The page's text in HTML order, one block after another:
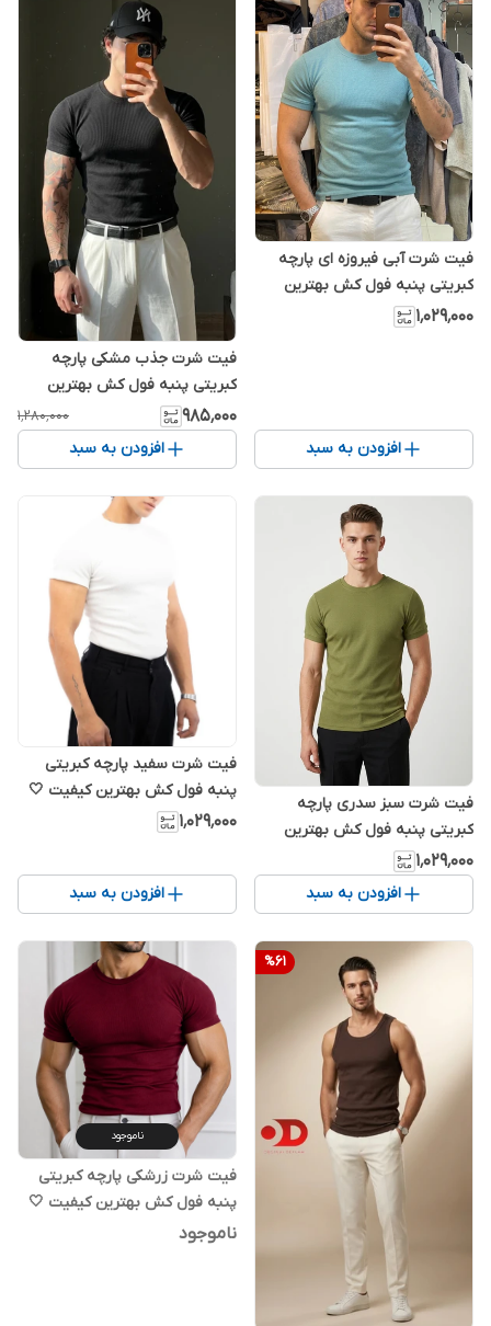
فیت شرت آبی فیروزه ای پارچه
کبریتی پنبه فول کش بهترین
کیفیت 🤍✅
۱٬۰۲۹٬۰۰۰
افزودن به سبد
فیت شرت جذب مشکی پارچه
کبریتی پنبه فول کش بهترین
کیفیت 🤍✅
۹۸۵٬۰۰۰ ۱٬۲۸۰٬۰۰۰
افزودن به سبد
فیت شرت سبز سدری پارچه
کبریتی پنبه فول کش بهترین
کیفیت 🤍✅
۱٬۰۲۹٬۰۰۰
افزودن به سبد
فیت شرت سفید پارچه کبریتی
پنبه فول کش بهترین کیفیت 🤍
✅
۱٬۰۲۹٬۰۰۰
افزودن به سبد
%61
ناموجود
فیت شرت زرشکی پارچه کبریتی
پنبه فول کش بهترین کیفیت 🤍
✅
ناموجود